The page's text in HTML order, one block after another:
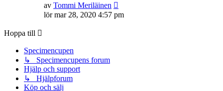
av Tommi Meriläinen
till
lör mar 28, 2020 4:57 pm
Hoppa till
Specimencupen
↳ Specimencupens forum
Hjälp och support
↳ Hjälpforum
Köp och sälj